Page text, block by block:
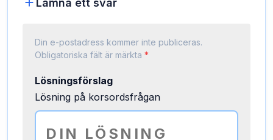
Din e-postadress kommer inte publiceras.
Obligatoriska fält är märkta *
Lösningsförslag
Lösning på korsordsfrågan